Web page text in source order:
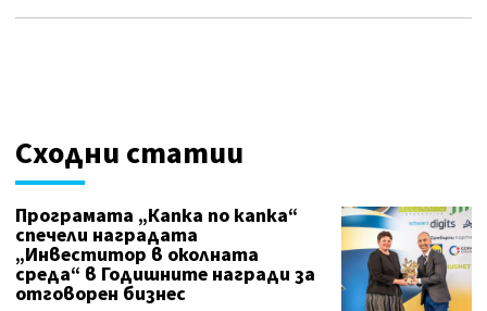
Сходни статии
Програмата „Капка по капка“
спечели наградата
„Инвеститор в околната
среда“ в Годишните награди за
отговорен бизнес